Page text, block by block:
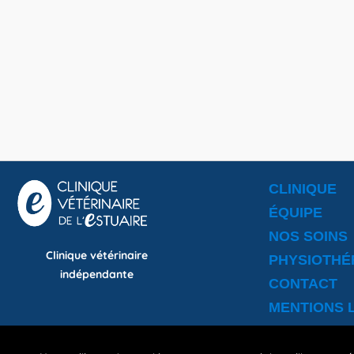
Clinique vétérinaire
indépendante
CLINIQUE
ÉQUIPE
NOS SOINS
CONTACT
MENTIONS